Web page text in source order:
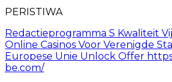
PERISTIWA
Redactieprogramma S Kwaliteit
Online Casinos Voor Verenigde
Europese Unie Unlock Offer
be.com/